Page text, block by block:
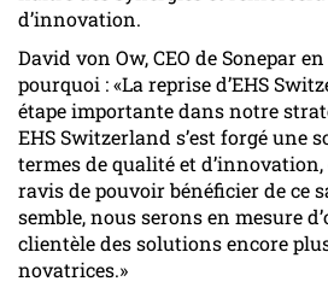
d’innovation.
David von Ow, CEO de Sonepar
pourquoi : «La reprise d’EHS
étape importante dans notre
EHS Switzerland s’est forgé une
termes de qualité et
ravis de pouvoir bénéficier de ce
semble, nous serons en mesure
clientèle des solutions encore
novatrices.»